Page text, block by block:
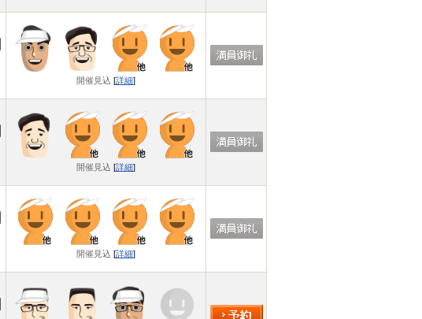
開催見込 [詳細]
開催見込 [詳細]
開催見込 [詳細]